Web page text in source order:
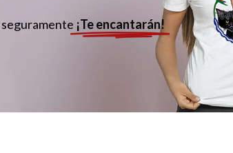
¡Te encantarán!